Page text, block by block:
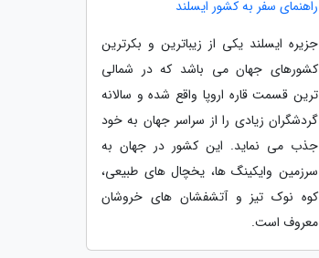
راهنمای سفر به کشور ایسلند
جزیره ایسلند یکی از زیباترین و بکرترین
کشورهای جهان می باشد که در شمالی
ترین قسمت قاره اروپا واقع شده و سالانه
گردشگران زیادی را از سراسر جهان به خود
جذب می نماید. این کشور در جهان به
سرزمین وایکینگ ها، یخچال های طبیعی،
کوه نوک تیز و آتشفشان های خروشان
معروف است.